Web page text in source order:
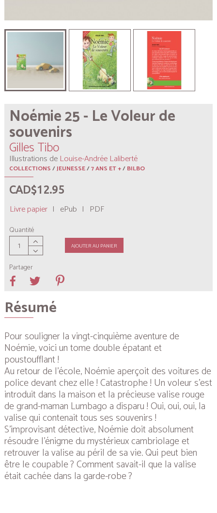
Noémie 25 - Le Voleur de
souvenirs
Gilles Tibo
Illustrations de Louise-Andrée Laliberté
COLLECTIONS/JEUNESSE/7 ANS ET +/BILBO
CAD$12.95
Livre papier | ePub | PDF
Quantité
AJOUTER AU PANIER
Partager
Résumé
Pour souligner la vingt-cinquième aventure de
Noémie, voici un tome double épatant et
poustoufflant !
Au retour de l’école, Noémie aperçoit des voitures de
police devant chez elle ! Catastrophe ! Un voleur s’est
introduit dans la maison et la précieuse valise rouge
de grand-maman Lumbago a disparu ! Oui, oui, oui, la
valise qui contenait tous ses souvenirs !
S’improvisant détective, Noémie doit absolument
résoudre l’énigme du mystérieux cambriolage et
retrouver la valise au péril de sa vie. Qui peut bien
être le coupable ? Comment savait-il que la valise
était cachée dans la garde-robe ?